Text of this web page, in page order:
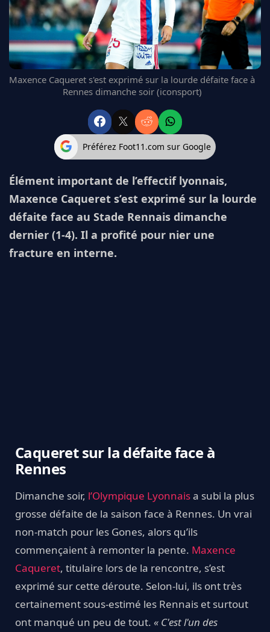
CHELSEA
ARSENAL
BAYERN
L'AVIS DE LA RÉDAC'
Maxence Caqueret s'est exprimé sur la lourde défaite face à
Rennes dimanche soir (iconsport)
Préférez Foot11.com sur Google
Élément important de l’effectif lyonnais,
Maxence Caqueret s’est exprimé sur la lourde
défaite face au Stade Rennais dimanche
dernier (1-4). Il a profité pour nier une
fracture en interne.
Caqueret sur la défaite face à
Rennes
Dimanche soir, l’Olympique Lyonnaisa subi la plus
grosse défaite de la saison face à Rennes. Un vrai
non-match pour les Gones, alors qu’ils
commençaient à remonter la pente. Maxence
Caqueret, titulaire lors de la rencontre, s’est
exprimé sur cette déroute. Selon-lui, ils ont très
certainement sous-estimé les Rennais et surtout
ont manqué un peu de tout. « C'est l'un des